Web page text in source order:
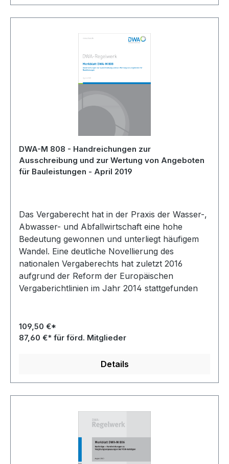
DWA-M 808 - Handreichungen zur
Ausschreibung und zur Wertung von Angeboten
für Bauleistungen - April 2019
Das Vergaberecht hat in der Praxis der Wasser-,
Abwasser- und Abfallwirtschaft eine hohe
Bedeutung gewonnen und unterliegt häufigem
Wandel. Eine deutliche Novellierung des
nationalen Vergaberechts hat zuletzt 2016
aufgrund der Reform der Europäischen
Vergaberichtlinien im Jahr 2014 stattgefunden
109,50 €*
87,60 €* für förd. Mitglieder
Details